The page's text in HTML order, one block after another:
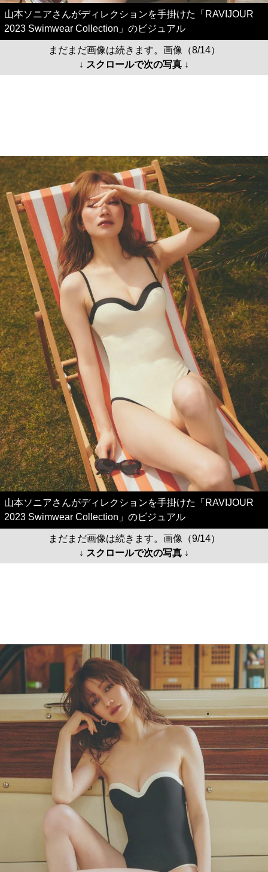
山本ソニアさんがディレクションを手掛けた「RAVIJOUR
2023 Swimwear Collection」のビジュアル
まだまだ画像は続きます。画像（8/14）
↓ スクロールで次の写真 ↓
山本ソニアさんがディレクションを手掛けた「RAVIJOUR
2023 Swimwear Collection」のビジュアル
まだまだ画像は続きます。画像（9/14）
↓ スクロールで次の写真 ↓